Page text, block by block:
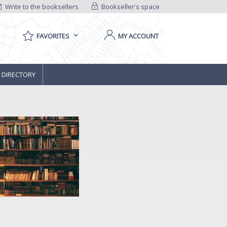
Bookseller's space
Write to the booksellers
FAVORITES MY ACCOUNT